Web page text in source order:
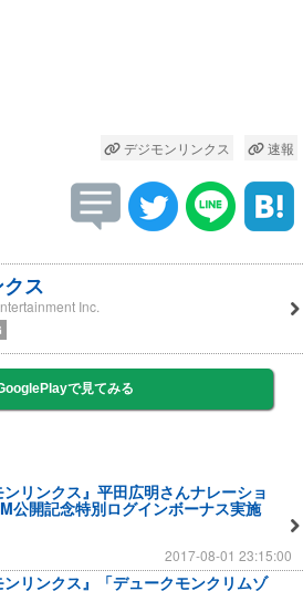
デジモンリンクス 速報
ス
Inc.
で見てみる
ンリンクス』平田広明さんナレーショ
公開記念特別ログインボーナス実施
2017-08-01 23:15:00
ンリンクス』「デュークモンクリムゾ